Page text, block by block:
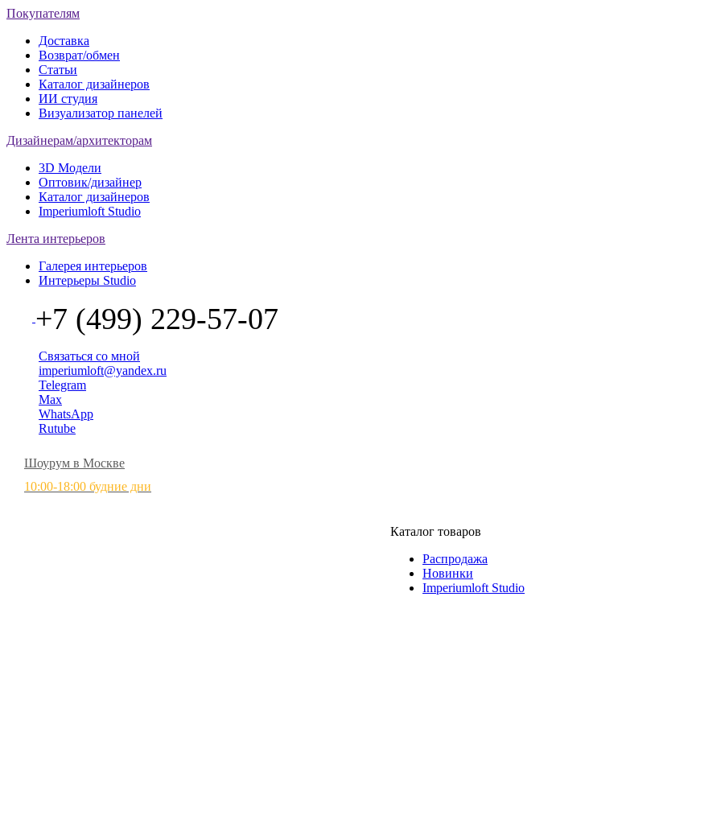
Покупателям
Доставка
Возврат/обмен
Статьи
Каталог дизайнеров
ИИ студия
Визуализатор панелей
Дизайнерам/архитекторам
3D Модели
Оптовик/дизайнер
Каталог дизайнеров
Imperiumloft Studio
Лента интерьеров
Галерея интерьеров
Интерьеры Studio
+7 (499) 229-57-07
Связаться со мной
imperiumloft@yandex.ru
Telegram
Max
WhatsApp
Rutube
Шоурум в Москве
10:00-18:00 будние дни
Каталог товаров
Распродажа
Новинки
Imperiumloft Studio